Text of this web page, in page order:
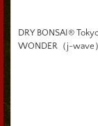
DRY BONSAI®
WONDER（j-wave